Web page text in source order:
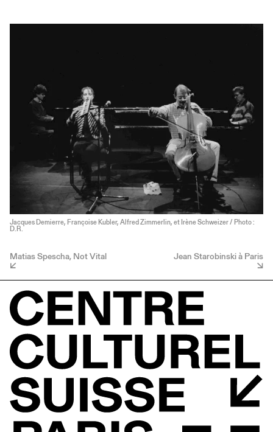
Jacques Demierre, Françoise Kubler, Alfred Zimmerlin, et Irène Schweizer / Photo :
D.R.
Matias Spescha, Not Vital Jean Starobinski à Paris